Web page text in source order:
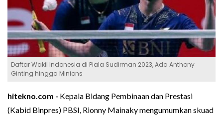
Daftar Wakil Indonesia di Piala Sudirman 2023, Ada Anthony
Ginting hingga Minions
hitekno.com - Kepala Bidang Pembinaan dan Prestasi
(Kabid Binpres) PBSI, Rionny Mainaky mengumumkan skuad